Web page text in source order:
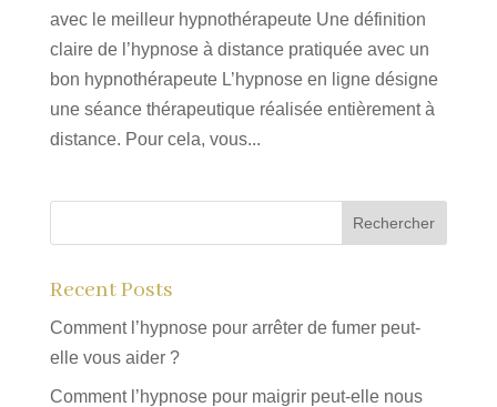
avec le meilleur hypnothérapeute Une définition
claire de l’hypnose à distance pratiquée avec un
bon hypnothérapeute L’hypnose en ligne désigne
une séance thérapeutique réalisée entièrement à
distance. Pour cela, vous...
Rechercher
Recent Posts
Comment l’hypnose pour arrêter de fumer peut-
elle vous aider ?
Comment l’hypnose pour maigrir peut-elle nous